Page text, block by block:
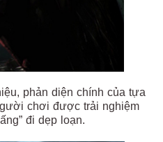
phản diện chính của tựa
chơi được trải nghiệm
đi dẹp loạn.